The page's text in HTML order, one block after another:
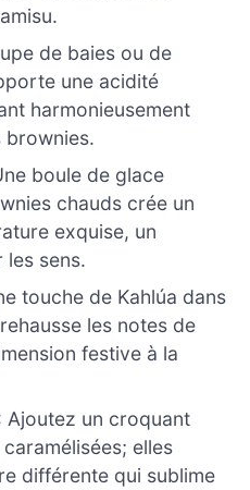
de baies ou de
une acidité
harmonieusement
brownies.
boule de glace
chauds crée un
exquise, un
sens.
touche de Kahlúa dans
les notes de
festive à la
Ajoutez un croquant
elles
différente qui sublime